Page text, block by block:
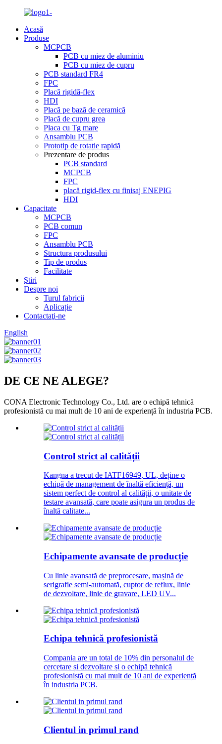
Acasă
Produse
MCPCB
PCB cu miez de aluminiu
PCB cu miez de cupru
PCB standard FR4
FPC
Placă rigidă-flex
HDI
Placă pe bază de ceramică
Placă de cupru grea
Placa cu Tg mare
Ansamblu PCB
Prototip de rotație rapidă
Prezentare de produs
PCB standard
MCPCB
FPC
placă rigid-flex cu finisaj ENEPIG
HDI
Capacitate
MCPCB
PCB comun
FPC
Ansamblu PCB
Structura produsului
Tip de produs
Facilitate
Ştiri
Despre noi
Turul fabricii
Aplicație
Contactaţi-ne
English
DE CE NE ALEGE?
CONA Electronic Technology Co., Ltd. are o echipă tehnică
profesionistă cu mai mult de 10 ani de experiență în industria PCB.
Control strict al calității
Kangna a trecut de IATF16949, UL, deține o
echipă de management de înaltă eficiență, un
sistem perfect de control al calității, o unitate de
testare avansată, care poate asigura un produs de
înaltă calitate...
Echipamente avansate de producție
Cu linie avansată de preprocesare, mașină de
serigrafie semi-automată, cuptor de reflux, linie
de dezvoltare, linie de gravare, LED UV...
Echipa tehnică profesionistă
Compania are un total de 10% din personalul de
cercetare și dezvoltare și o echipă tehnică
profesionistă cu mai mult de 10 ani de experiență
în industria PCB.
Clientul in primul rand